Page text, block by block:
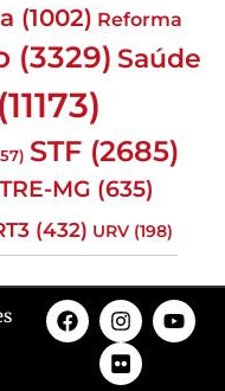
(1002) Reforma
(3329) Saúde
(11173)
STF (2685)
TRE-MG (635)
(432) URV (198)